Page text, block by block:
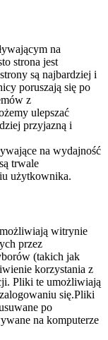
na
strona jest
są najbardziej i
poruszają się po
z
ulepszać
przyjazną i
na wydajność
trwale
użytkownika.
witrynie
przez
(takich jak
korzystania z
Pliki te umożliwiają
się.Pliki
po
na komputerze